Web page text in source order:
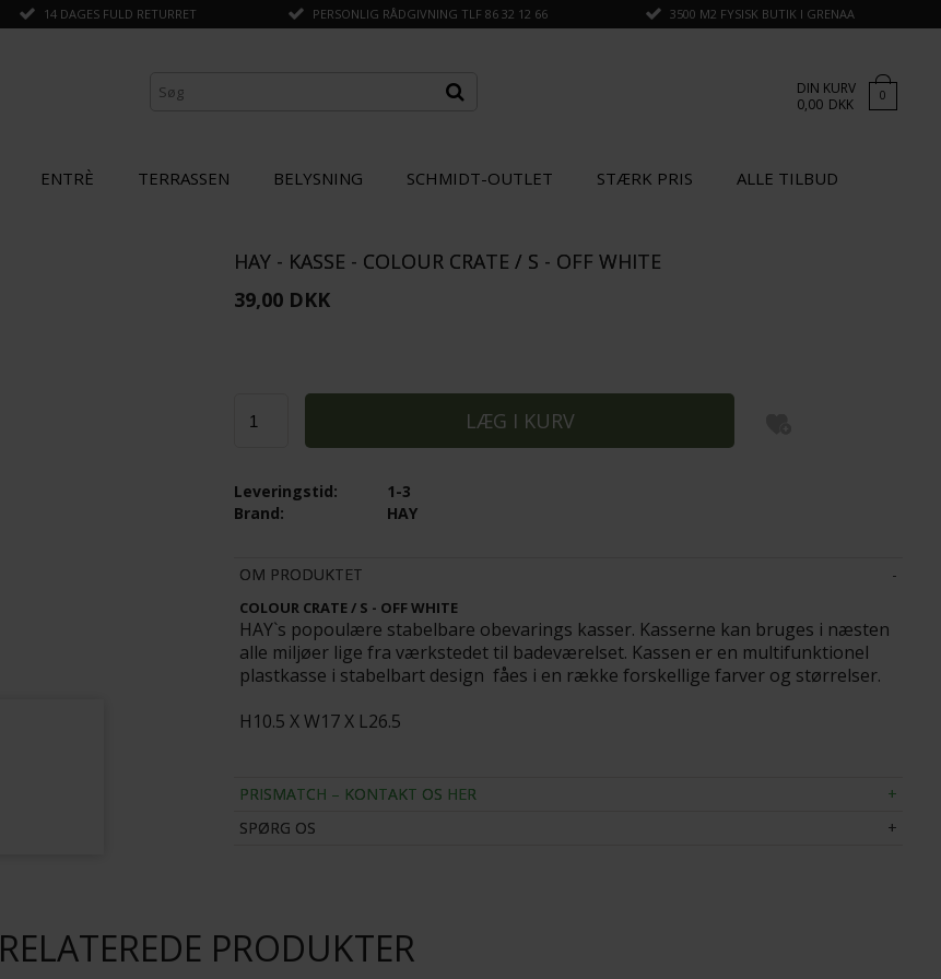
14 DAGES FULD RETURRET PERSONLIG RÅDGIVNING TLF 86 32 12 66 3500 M2 FYSISK BUTIK I GRENAA
DIN KURV
0,00 DKK 0
ENTRÈ TERRASSEN BELYSNING SCHMIDT-OUTLET STÆRK PRIS ALLE TILBUD
ANDRE KØBTE OGSÅ
VÆLG STØRRELSE
1.299,00
909,30 DKK 1.530,00 DKK
HAY - KASSE - COLOUR CRATE / S - OFF WHITE
39,00 DKK
1-3
Leveringstid:
HAY
Brand:
OM PRODUKTET
COLOUR CRATE / S - OFF WHITE
HAY`s popoulære stabelbare obevarings kasser. Kasserne kan bruges i næsten
alle miljøer lige fra værkstedet til badeværelset. Kassen er en multifunktionel
plastkasse i stabelbart design fåes i en række forskellige farver og størrelser.
H10.5 X W17 X L26.5
PRISMATCH – KONTAKT OS HER
SPØRG OS
RELATEREDE PRODUKTER